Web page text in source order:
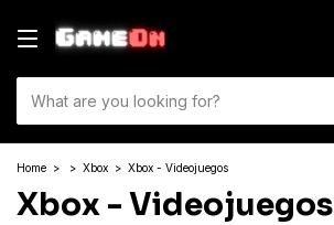
Home > > Xbox > Xbox - Videojuegos
Xbox - Videojuegos